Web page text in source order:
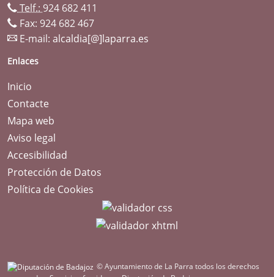
Telf.: 924 682 411
Fax: 924 682 467
E-mail: alcaldia[@]laparra.es
Enlaces
Inicio
Contacte
Mapa web
Aviso legal
Accesibilidad
Protección de Datos
Política de Cookies
© Ayuntamiento de La Parra todos los derechos